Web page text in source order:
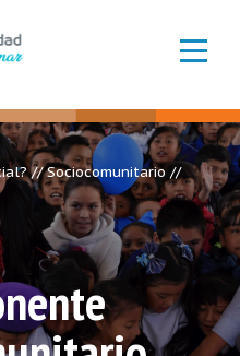
//Sociocomunitario //